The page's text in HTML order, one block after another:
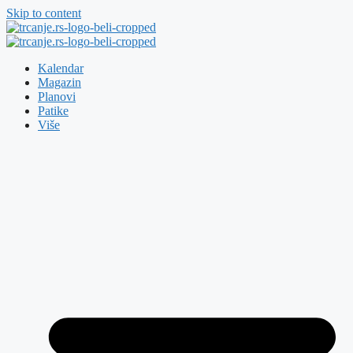
Skip to content
Kalendar
Magazin
Planovi
Patike
Više